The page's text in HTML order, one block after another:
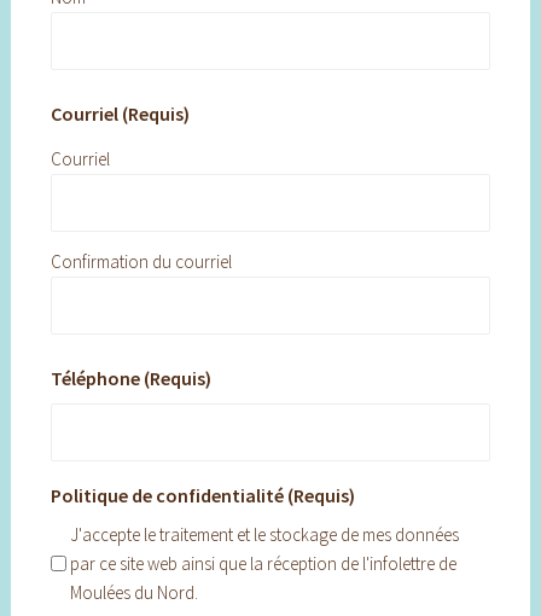
Courriel (Requis)
Courriel
Confirmation du courriel
Téléphone (Requis)
Politique de confidentialité (Requis)
J'accepte le traitement et le stockage de mes données
par ce site web ainsi que la réception de l'infolettre de
Moulées du Nord.